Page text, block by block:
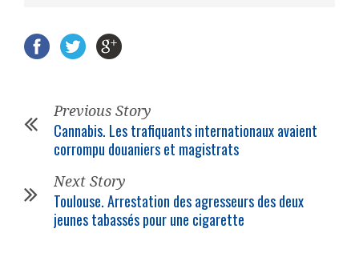
Previous Story
Cannabis. Les trafiquants internationaux avaient
corrompu douaniers et magistrats
Next Story
Toulouse. Arrestation des agresseurs des deux
jeunes tabassés pour une cigarette